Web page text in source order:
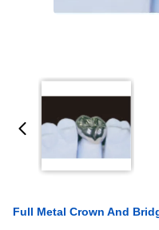
Full Metal Crown And